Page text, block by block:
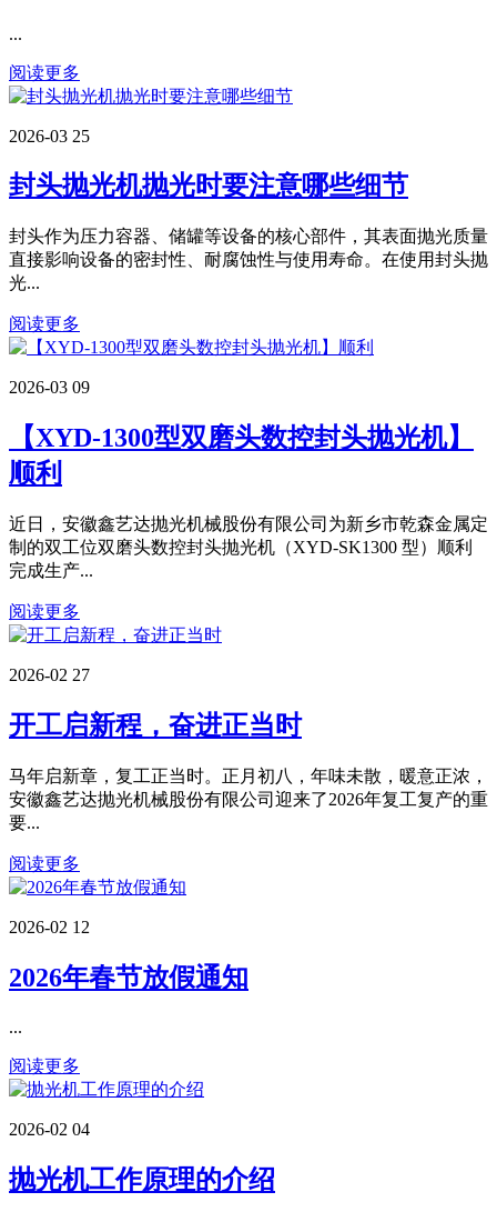
...
阅读更多
2026-03 25
封头抛光机抛光时要注意哪些细节
封头作为压力容器、储罐等设备的核心部件，其表面抛光质量
直接影响设备的密封性、耐腐蚀性与使用寿命。在使用封头抛
光...
阅读更多
2026-03 09
【XYD-1300型双磨头数控封头抛光机】
顺利
近日，安徽鑫艺达抛光机械股份有限公司为新乡市乾森金属定
制的双工位双磨头数控封头抛光机（XYD-SK1300 型）顺利
完成生产...
阅读更多
2026-02 27
开工启新程，奋进正当时
马年启新章，复工正当时。正月初八，年味未散，暖意正浓，
安徽鑫艺达抛光机械股份有限公司迎来了2026年复工复产的重
要...
阅读更多
2026-02 12
2026年春节放假通知
...
阅读更多
2026-02 04
抛光机工作原理的介绍